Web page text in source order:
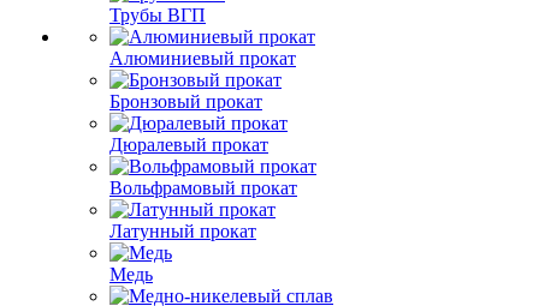
Трубы ВГП
Алюминиевый прокат
Бронзовый прокат
Дюралевый прокат
Вольфрамовый прокат
Латунный прокат
Медь